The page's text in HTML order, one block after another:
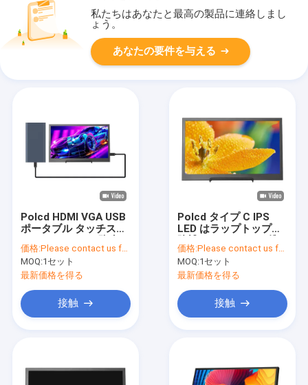
私たちはあなたと最高の製品に連絡しまし
ょう。
あなたの要件を与える
Polcd HDMI VGA USB
ポータブル タッチスク
組み込み
価格:Please contact us for latest price
MOQ:1セット
最新価格を得る
接触
Polcd タイプ C IPS
LED はラップトップの
帯用コンピュータ モニ
ターを埋め込みました
価格:Please contact us for latest price
MOQ:1セット
最新価格を得る
接触